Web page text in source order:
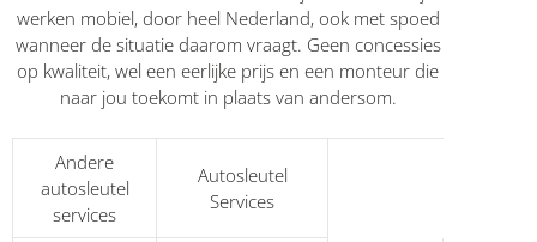
werken mobiel, door heel Nederland, ook met spoed
wanneer de situatie daarom vraagt. Geen concessies
op kwaliteit, wel een eerlijke prijs en een monteur die
naar jou toekomt in plaats van andersom.
Andere
autosleutel
services
Autosleutel
Services